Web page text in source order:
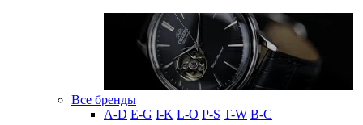
Все бренды
A-D E-G I-K L-O P-S T-W В-С